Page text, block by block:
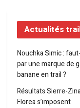
Actualités
Nouchka Simic :
par une marque de
banane en trail ?
Résultats Sierre-
Florea s’imposent